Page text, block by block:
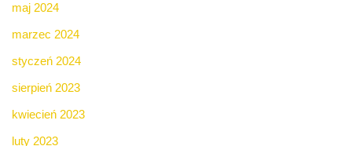
maj 2024
marzec 2024
styczeń 2024
sierpień 2023
kwiecień 2023
luty 2023